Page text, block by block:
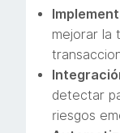
mejorar la
detectar
riesgos